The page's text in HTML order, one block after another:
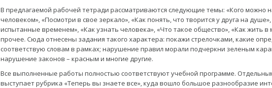
В предлагаемой рабочей тетради рассматриваются следующие темы: «Кого можно
человеком», «Посмотри в свое зеркало», «Как понять, что творится у друга на
испытанные временем», «Как узнать человека», «Что такое общество», «Как жить в
прочее. Сюда отнесены задания такого характера: покажи стрелочками, какие
соответствую словам в рамках; нарушение правил морали подчеркни зеленым
нарушение законов – красным и многие другие.
Все выполненные работы полностью соответствуют учебной программе.
выступает рубрика «Теперь вы знаете все», куда вошло большое разнообразие